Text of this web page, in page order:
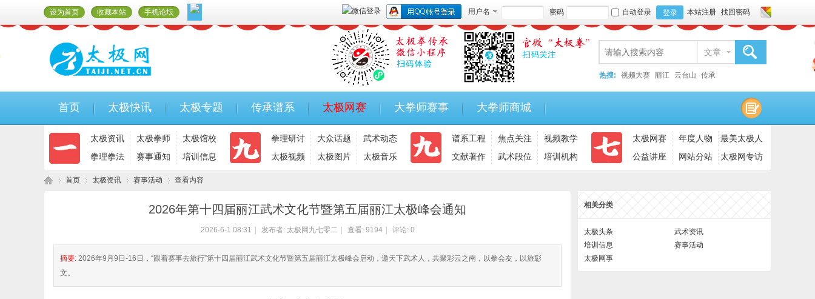
设为首页 收藏本站 手机论坛 用户名 密码 自动登录 登录 本站注册 找回密码
文章
热搜: 视频大赛 丽江 云台山 传承
首页 太极快讯 太极专题 传承谱系 太极网赛 大拳师赛事 大拳师商城
太极资讯 太极拳师
太极馆校
拳理拳法
赛事通知 培训信息
拳理研讨 大众话题
武术动态
太极视频
太极图片 太极音乐
谱系工程 焦点关注
视频教学
文献著作
武术段位 培训机构
太极网赛 年度人物
最美太极人
公益讲座
网站分站 太极网专访
首页 太极资讯 赛事活动 查看内容
2026年第十四届丽江武术文化节暨第五届丽江太极峰会通知
2026-6-1 08:31 发布者: 太极网九七零二 查看: 9194 评论: 0
摘要: 2026年9月9日-16日，“跟着赛事去旅行”第十四届丽江武术文化节暨第五届丽江太极峰会启动，邀天下武术人，共聚彩云之南，以拳会友，以旅彰
文。
相关分类
太极头条
武术资讯
培训信息
赛事活动
太极网事